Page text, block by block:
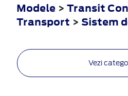
Modele > Transit
Transport > Sistem
Vezi